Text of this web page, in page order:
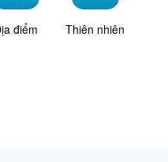
điểm Thiên nhiên